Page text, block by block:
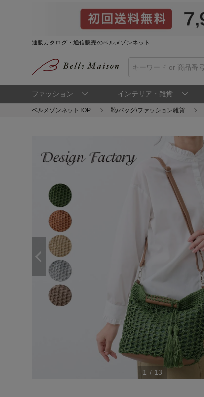
通販カタログ・通信販売のベルメゾンネット
ファッション インテリア・雑貨
ベルメゾンネットTOP 靴/バッグ/ファッション雑貨
1 / 13